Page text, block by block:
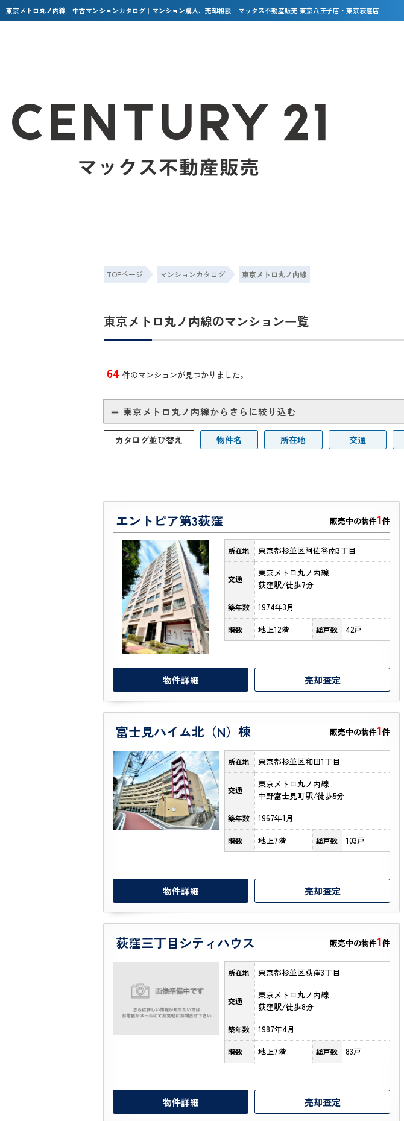
東京メトロ丸ノ内線 中古マンションカタログ｜マンション購入、売却相談｜マックス不動産販売 東京八王子店・東京荻窪店
TOPページ
マンションカタログ 東京メトロ丸ノ内線
東京メトロ丸ノ内線のマンション一覧
64 件のマンションが見つかりました。
＝ 東京メトロ丸ノ内線からさらに絞り込む
カタログ並び替え 物件名 所在地 交通
エントピア第3荻窪 販売中の物件1件
所在地 東京都杉並区阿佐谷南3丁目
交通
東京メトロ丸ノ内線
荻窪駅/徒歩7分
築年数 1974年3月
階数 地上12階 総戸数 42戸
物件詳細 売却査定
富士見ハイム北（N）棟 販売中の物件1件
所在地 東京都杉並区和田1丁目
交通
東京メトロ丸ノ内線
中野富士見町駅/徒歩5分
築年数 1967年1月
階数 地上7階 総戸数 103戸
物件詳細 売却査定
荻窪三丁目シティハウス 販売中の物件1件
所在地 東京都杉並区荻窪3丁目
交通
東京メトロ丸ノ内線
荻窪駅/徒歩8分
築年数 1987年4月
階数 地上7階 総戸数 83戸
物件詳細 売却査定